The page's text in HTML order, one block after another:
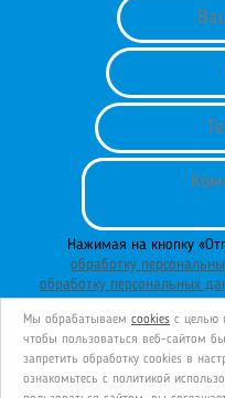
Нажимая на кнопку
обработку
обработку персональных
Мы обрабатываем cookies с целью
чтобы пользоваться веб-сайтом
запретить обработку сookies в
ознакомьтесь с политикой